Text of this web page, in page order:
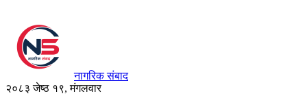
नागरिक संबाद
२०८३ जेष्ठ १९, मंगलवार